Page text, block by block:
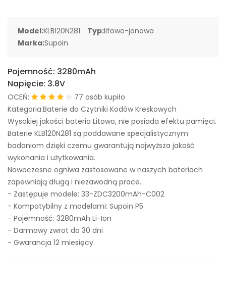
Model:KLB120N281 Typ:litowo-jonowa
Marka:Supoin
Pojemność: 3280mAh
Napięcie: 3.8V
OCEŃ:
77 osób kupiło
Kategoria:Baterie do Czytniki Kodów Kreskowych
Wysokiej jakości bateria Litowo, nie posiada efektu pamięci.
Baterie KLB120N281 są poddawane specjalistycznym
badaniom dzięki czemu gwarantują najwyższa jakość
wykonania i użytkowania.
Nowoczesne ogniwa zastosowane w naszych bateriach
zapewniają długą i niezawodną prace.
- Zastępuje modele: 33-ZDC3200mAh-C002
- Kompatybilny z modelami: Supoin P5
- Pojemność: 3280mAh Li-Ion
- Darmowy zwrot do 30 dni
- Gwarancja 12 miesięcy